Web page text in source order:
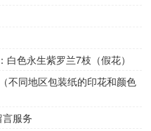
色永生紫罗兰7枝（假花）
不同地区包装纸的印花和颜色
服务